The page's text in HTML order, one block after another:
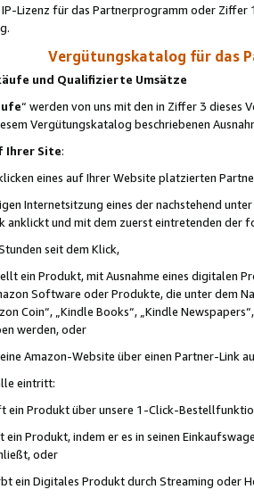
Lizenz für das Partnerprogramm oder
Vergütungskatalog für das
und Qualifizierte Umsätze
“ werden von uns mit den in Ziffer 3
Vergütungskatalog beschriebenen
Ihrer Site:
eines auf Ihrer Website platzierten
Internetsitzung eines der nachstehend
anklickt und mit dem zuerst eintretenden der
seit dem Klick,
ein Produkt, mit Ausnahme eines digitalen
Software oder Produkte, die unter dem
Coin“, „Kindle Books“, „Kindle
werden, oder
Amazon-Website über einen Partner-Link
eintritt:
ein Produkt über unsere 1-Click-
Produkt, indem er es in seinen
oder
ein Digitales Produkt durch Streaming oder